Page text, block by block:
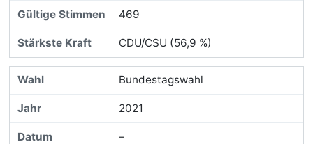
469
CDU/CSU (56,9 %)
Bundestagswahl
2021
–